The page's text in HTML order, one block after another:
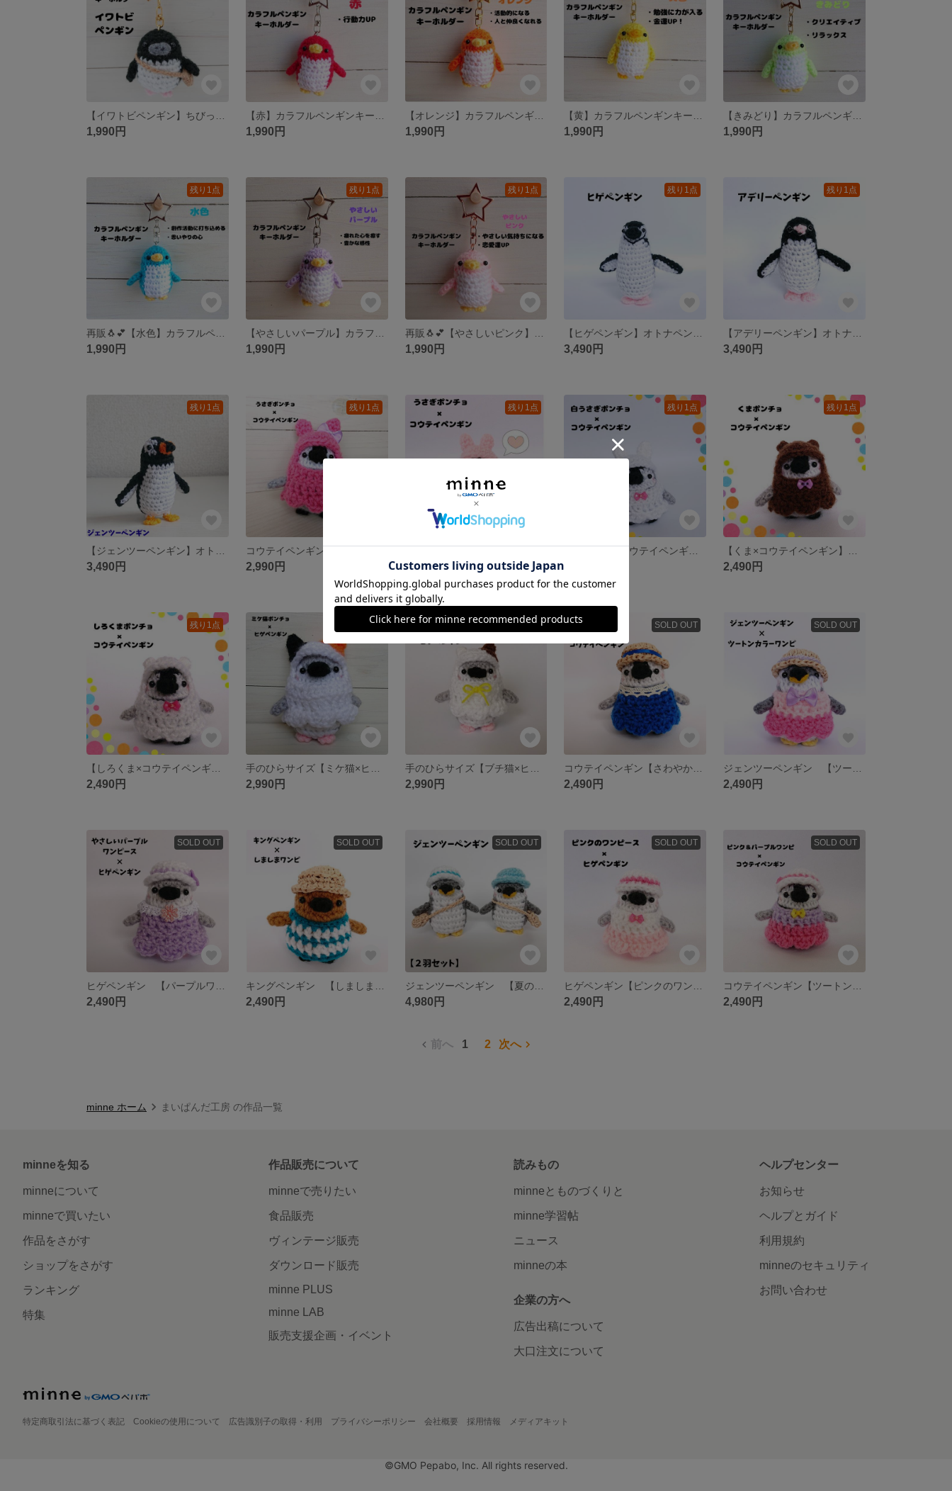
1,990円 1,990円
【オレンジ】カラフルペンギンキーホルダー
1,990円 1,990円 1,990円
残り1点
1,990円
残り1点
1,990円
残り1点
1,990円
残り1点
3,490円
残り1点
3,490円
残り1点
3,490円
残り1点
2,990円
残り1点
2,490円
残り1点 残り1点
2,490円
残り1点
2,490円
残り1点
2,990円
残り1点
2,990円
SOLD OUT
2,490円
SOLD OUT
2,490円
SOLD OUT
2,490円
SOLD OUT
2,490円
SOLD OUT
ジェンツーペンギン 【夏のお出かけバージョン】ちびっこペンギンあみぐるみ 手のひらサイズ2羽セット
4,980円
SOLD OUT
2,490円
SOLD OUT
2,490円
前へ 1 2 次へ
minne ホーム まいぱんだ工房 の作品一覧
minneを知る
minneについて
minneで買いたい
作品をさがす
ショップをさがす
ランキング
特集
作品販売について
minneで売りたい
食品販売
ヴィンテージ販売
ダウンロード販売
minne PLUS
minne LAB
販売支援企画・イベント
読みもの
minneとものづくりと
minne学習帖
ニュース
minneの本
企業の方へ
広告出稿について
大口注文について
ヘルプセンター
お知らせ
ヘルプとガイド
利用規約
minneのセキュリティ
お問い合わせ
特定商取引法に基づく表記 Cookieの使用について 広告識別子の取得・利用 プライバシーポリシー 会社概要 採用情報 メディアキット
©GMO Pepabo, Inc. All rights reserved.